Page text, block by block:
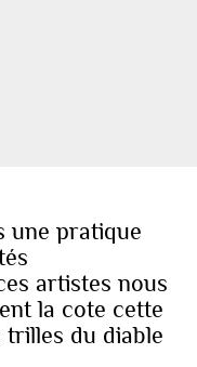
une pratique
artistes nous
la cote cette
trilles du diable